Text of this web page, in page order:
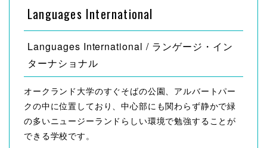
Languages International
Languages International / ランゲージ・イン
ターナショナル
オークランド大学のすぐそばの公園、アルバートパー
クの中に位置しており、中心部にも関わらず静かで緑
の多いニュージーランドらしい環境で勉強することが
できる学校です。